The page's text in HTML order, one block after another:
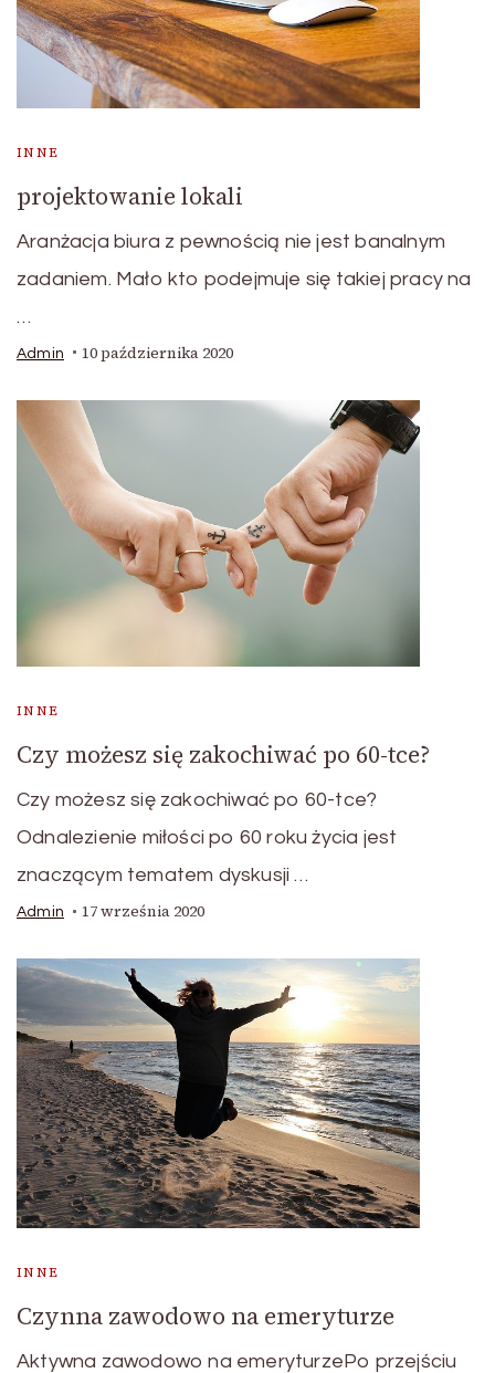
INNE
projektowanie lokali
Aranżacja biura z pewnością nie jest banalnym
zadaniem. Mało kto podejmuje się takiej pracy na
…
Admin 10 października 2020
INNE
Czy możesz się zakochiwać po 60-tce?
Czy możesz się zakochiwać po 60-tce?
Odnalezienie miłości po 60 roku życia jest
znaczącym tematem dyskusji …
Admin 17 września 2020
INNE
Czynna zawodowo na emeryturze
Aktywna zawodowo na emeryturzePo przejściu